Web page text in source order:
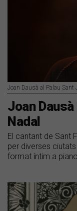
Joan Dausà al Palau
Joan
Nadal
El cantant de Sant
per diverses
format íntim a